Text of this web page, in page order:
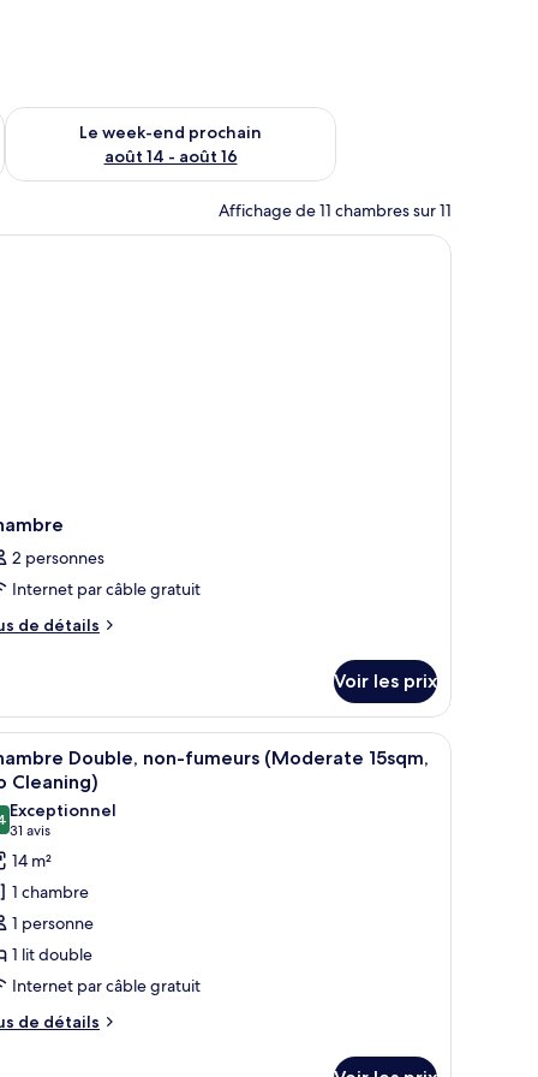
août 7 - août 9
Le week-end prochain
août 14 - août 16
Vérifier la disponibilité pour le week-end prochain août 14 -
Affichage de 11 chambres sur 11
les chambres, bureau
2 personnes
Internet par câble gratuit
de détails
Voir les prix
les chambres, bureau
:
Une chambre d’hôtel équipée d’un lit, d’un
7
Double, non-fumeurs (Moderate 15sqm,
Cleaning)
sur 10
Exceptionnel
31 avis
(31 avis)
14 m²
1 chambre
1 personne
1 lit double
Internet par câble gratuit
de détails